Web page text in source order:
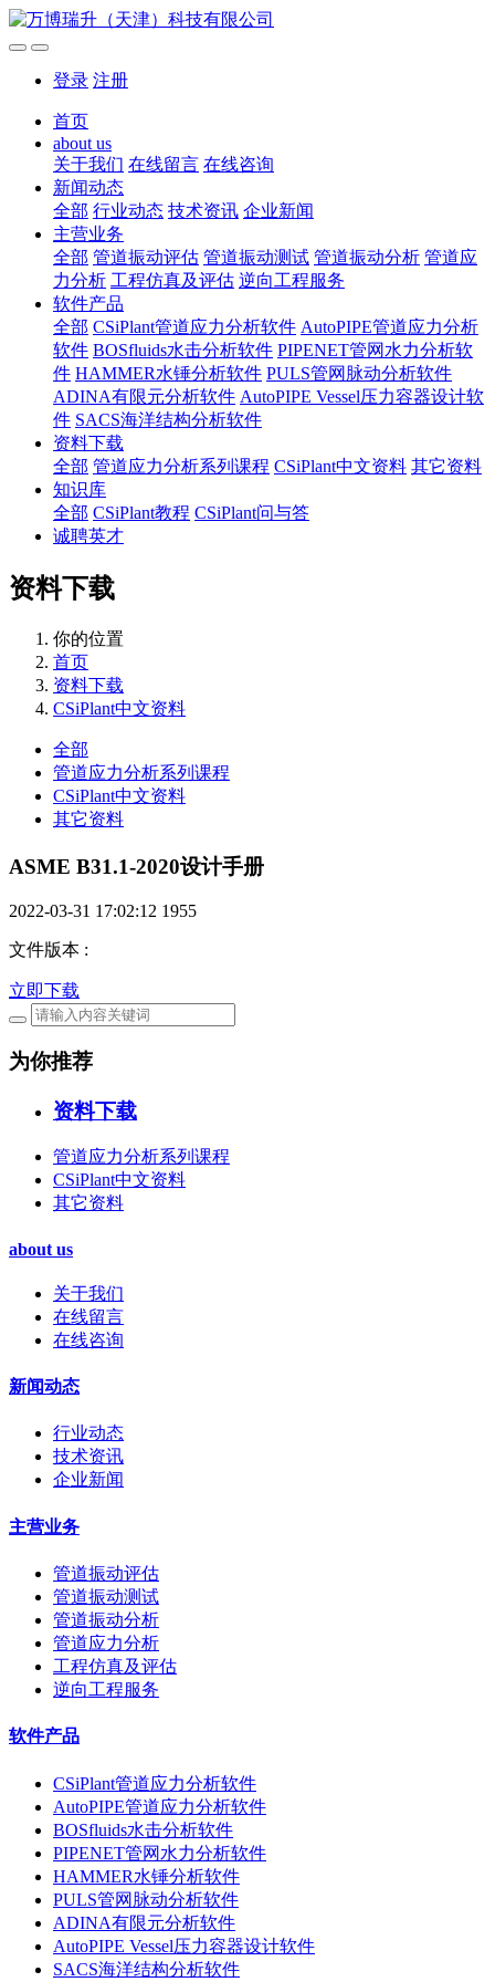
登录 注册
首页
about us
关于我们 在线留言 在线咨询
新闻动态
全部 行业动态 技术资讯 企业新闻
主营业务
全部 管道振动评估 管道振动测试 管道振动分析 管道应
力分析 工程仿真及评估 逆向工程服务
软件产品
全部 CSiPlant管道应力分析软件 AutoPIPE管道应力分析
软件 BOSfluids水击分析软件 PIPENET管网水力分析软
件 HAMMER水锤分析软件 PULS管网脉动分析软件
ADINA有限元分析软件 AutoPIPE Vessel压力容器设计软
件 SACS海洋结构分析软件
资料下载
全部 管道应力分析系列课程 CSiPlant中文资料 其它资料
知识库
全部 CSiPlant教程 CSiPlant问与答
诚聘英才
资料下载
你的位置
首页
资料下载
CSiPlant中文资料
全部
管道应力分析系列课程
CSiPlant中文资料
其它资料
ASME B31.1-2020设计手册
2022-03-31 17:02:12 1955
文件版本 :
立即下载
为你推荐
资料下载
管道应力分析系列课程
CSiPlant中文资料
其它资料
about us
关于我们
在线留言
在线咨询
新闻动态
行业动态
技术资讯
企业新闻
主营业务
管道振动评估
管道振动测试
管道振动分析
管道应力分析
工程仿真及评估
逆向工程服务
软件产品
CSiPlant管道应力分析软件
AutoPIPE管道应力分析软件
BOSfluids水击分析软件
PIPENET管网水力分析软件
HAMMER水锤分析软件
PULS管网脉动分析软件
ADINA有限元分析软件
AutoPIPE Vessel压力容器设计软件
SACS海洋结构分析软件